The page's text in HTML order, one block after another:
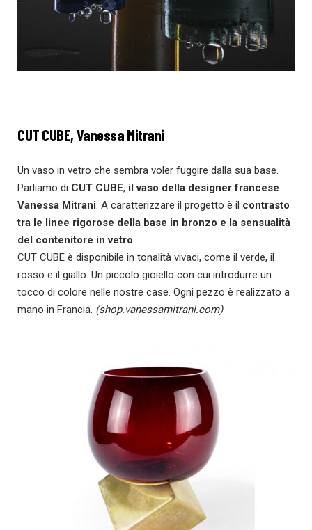
CUT CUBE, Vanessa Mitrani
Un vaso in vetro che sembra voler fuggire dalla sua base.
Parliamo di CUT CUBE, il vaso della designer francese
Vanessa Mitrani. A caratterizzare il progetto è il contrasto
tra le linee rigorose della base in bronzo e la sensualità
del contenitore in vetro.
CUT CUBE è disponibile in tonalità vivaci, come il verde, il
rosso e il giallo. Un piccolo gioiello con cui introdurre un
tocco di colore nelle nostre case. Ogni pezzo è realizzato a
mano in Francia. (shop.vanessamitrani.com)